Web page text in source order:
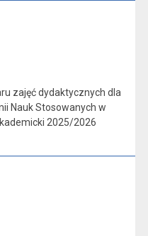
zajęć dydaktycznych dla
Nauk Stosowanych w
2025/2026